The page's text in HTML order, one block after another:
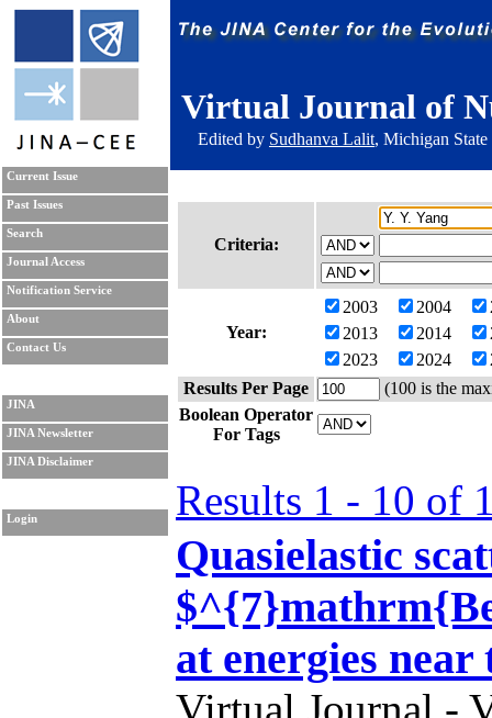
Virtual Journal of
Edited by Sudhanva Lalit, Michigan
Current Issue
Past Issues
Search
Journal Access
Notification Service
About
Contact Us
JINA
JINA Newsletter
JINA Disclaimer
Login
Criteria:
Year:
2003 2004
2013
2014
2023
2024
Results Per Page
(100 is the
Boolean Operator
For Tags
Results 1 - 10 of
Quasielastic
at energies